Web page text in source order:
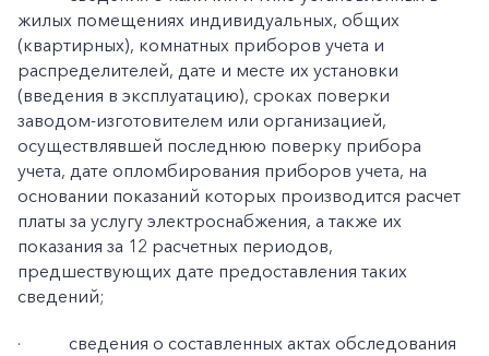
жилых помещениях индивидуальных, общих
(квартирных), комнатных приборов учета и
распределителей, дате и месте их установки
(введения в эксплуатацию), сроках поверки
заводом-изготовителем или организацией,
осуществлявшей последнюю поверку прибора
учета, дате опломбирования приборов учета, на
основании показаний которых производится расчет
платы за услугу электроснабжения, а также их
показания за 12 расчетных периодов,
предшествующих дате предоставления таких
сведений;
·
сведения о составленных актах обследования